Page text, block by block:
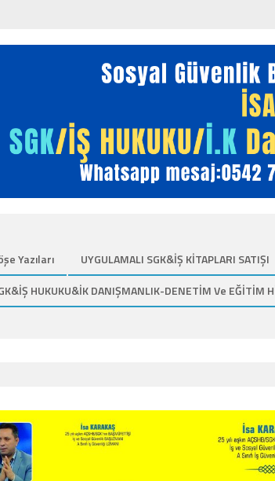
Yazıları UYGULAMALI SGK&İŞ KİTAPLARI SATIŞI
HUKUKU&İK DANIŞMANLIK-DENETİM Ve EĞİTİM